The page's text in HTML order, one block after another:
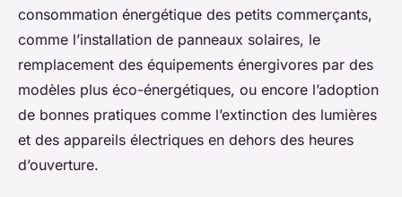
consommation énergétique des petits commerçants,
comme l’installation de panneaux solaires, le
remplacement des équipements énergivores par des
modèles plus éco-énergétiques, ou encore l’adoption
de bonnes pratiques comme l’extinction des lumières
et des appareils électriques en dehors des heures
d’ouverture.